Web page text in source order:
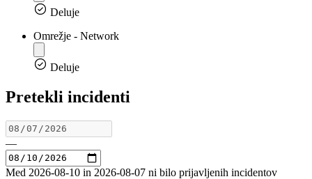
Deluje
Omrežje - Network
Deluje
Pretekli incidenti
—
Med 2026-08-10 in 2026-08-07 ni bilo prijavljenih incidentov